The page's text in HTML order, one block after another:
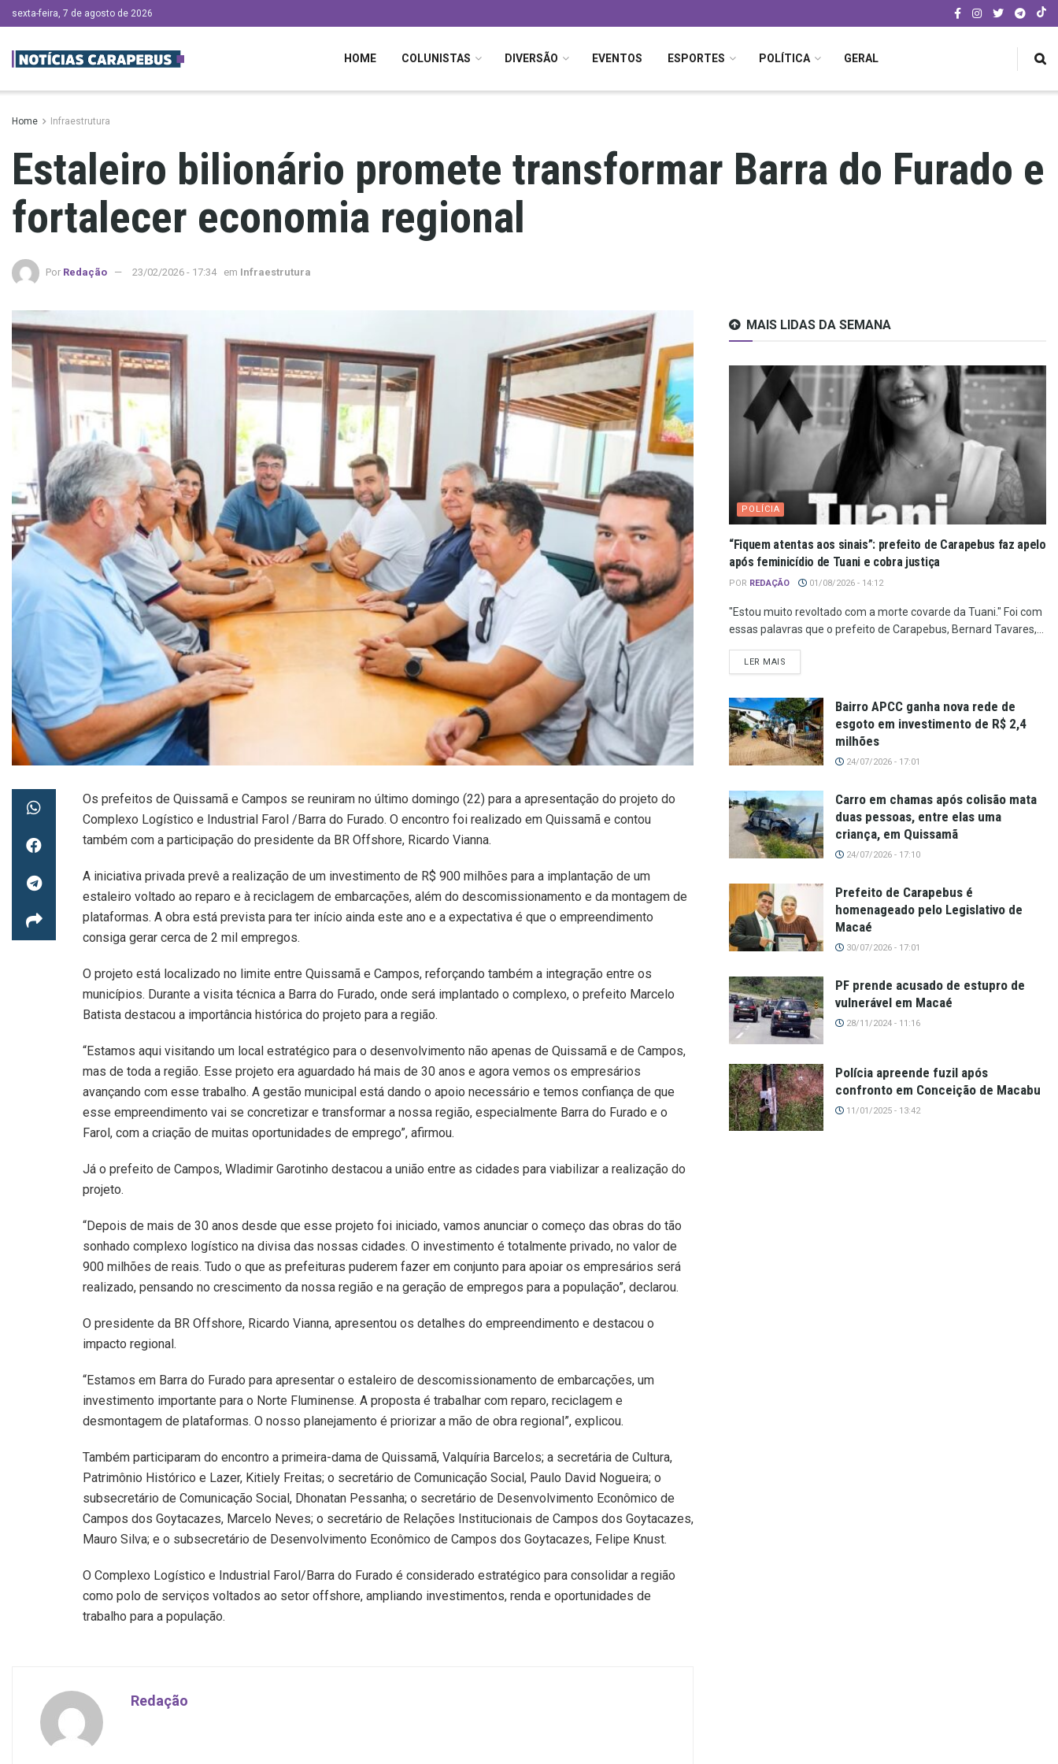
sexta-feira, 7 de agosto de 2026
HOME COLUNISTAS DIVERSÃO EVENTOS ESPORTES POLÍTICA GERAL
Home Infraestrutura
Estaleiro bilionário promete transformar Barra do Furado e
fortalecer economia regional
Por Redação 23/02/2026 - 17:34 em Infraestrutura
Os prefeitos de Quissamã e Campos se reuniram no último domingo (22) para a apresentação do projeto do
Complexo Logístico e Industrial Farol /Barra do Furado. O encontro foi realizado em Quissamã e contou
também com a participação do presidente da BR Offshore, Ricardo Vianna.
A iniciativa privada prevê a realização de um investimento de R$ 900 milhões para a implantação de um
estaleiro voltado ao reparo e à reciclagem de embarcações, além do descomissionamento e da montagem de
plataformas. A obra está prevista para ter início ainda este ano e a expectativa é que o empreendimento
consiga gerar cerca de 2 mil empregos.
O projeto está localizado no limite entre Quissamã e Campos, reforçando também a integração entre os
municípios. Durante a visita técnica a Barra do Furado, onde será implantado o complexo, o prefeito Marcelo
Batista destacou a importância histórica do projeto para a região.
“Estamos aqui visitando um local estratégico para o desenvolvimento não apenas de Quissamã e de Campos,
mas de toda a região. Esse projeto era aguardado há mais de 30 anos e agora vemos os empresários
avançando com esse trabalho. A gestão municipal está dando o apoio necessário e temos confiança de que
esse empreendimento vai se concretizar e transformar a nossa região, especialmente Barra do Furado e o
Farol, com a criação de muitas oportunidades de emprego”, afirmou.
Já o prefeito de Campos, Wladimir Garotinho destacou a união entre as cidades para viabilizar a realização do
projeto.
“Depois de mais de 30 anos desde que esse projeto foi iniciado, vamos anunciar o começo das obras do tão
sonhado complexo logístico na divisa das nossas cidades. O investimento é totalmente privado, no valor de
900 milhões de reais. Tudo o que as prefeituras puderem fazer em conjunto para apoiar os empresários será
realizado, pensando no crescimento da nossa região e na geração de empregos para a população”, declarou.
O presidente da BR Offshore, Ricardo Vianna, apresentou os detalhes do empreendimento e destacou o
impacto regional.
“Estamos em Barra do Furado para apresentar o estaleiro de descomissionamento de embarcações, um
investimento importante para o Norte Fluminense. A proposta é trabalhar com reparo, reciclagem e
desmontagem de plataformas. O nosso planejamento é priorizar a mão de obra regional”, explicou.
Também participaram do encontro a primeira-dama de Quissamã, Valquíria Barcelos; a secretária de Cultura,
Patrimônio Histórico e Lazer, Kitiely Freitas; o secretário de Comunicação Social, Paulo David Nogueira; o
subsecretário de Comunicação Social, Dhonatan Pessanha; o secretário de Desenvolvimento Econômico de
Campos dos Goytacazes, Marcelo Neves; o secretário de Relações Institucionais de Campos dos Goytacazes,
Mauro Silva; e o subsecretário de Desenvolvimento Econômico de Campos dos Goytacazes, Felipe Knust.
O Complexo Logístico e Industrial Farol/Barra do Furado é considerado estratégico para consolidar a região
como polo de serviços voltados ao setor offshore, ampliando investimentos, renda e oportunidades de
trabalho para a população.
Redação
MAIS LIDAS DA SEMANA
POLÍCIA
“Fiquem atentas aos sinais”: prefeito de Carapebus faz apelo
após feminicídio de Tuani e cobra justiça
POR REDAÇÃO 01/08/2026 - 14:12
"Estou muito revoltado com a morte covarde da Tuani." Foi com
essas palavras que o prefeito de Carapebus, Bernard Tavares,...
LER MAIS
Bairro APCC ganha nova rede de
esgoto em investimento de R$ 2,4
milhões
24/07/2026 - 17:01
Carro em chamas após colisão mata
duas pessoas, entre elas uma
criança, em Quissamã
24/07/2026 - 17:10
Prefeito de Carapebus é
homenageado pelo Legislativo de
Macaé
30/07/2026 - 17:01
PF prende acusado de estupro de
vulnerável em Macaé
28/11/2024 - 11:16
Polícia apreende fuzil após
confronto em Conceição de Macabu
11/01/2025 - 13:42